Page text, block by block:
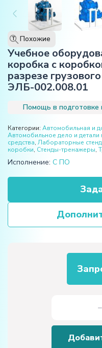
T Похожие
Учебное
коробка с
разрезе
ЭЛБ-002.008.01
Помощь в подготовке
Категории: Автомобильная и
Автомобильное дело и детали
средства, Лабораторные
коробки, Стенды-тренажеры,
Исполнение: С ПО